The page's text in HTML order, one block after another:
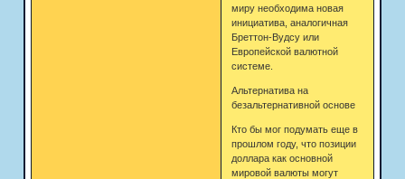
миру необходима новая
инициатива, аналогичная
Бреттон-Вудсу или
Европейской валютной
системе.
Альтернатива на
безальтернативной основе
Кто бы мог подумать еще в
прошлом году, что позиции
доллара как основной
мировой валюты могут